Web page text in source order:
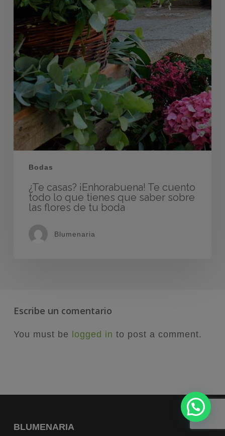
Bodas
¿Te casas? ¡Enhorabuena! Te cuento
todo lo que tienes que saber sobre
las flores de tu boda
Blumenaria
Escribe un comentario
You must be logged in to post a comment.
BLUMENARIA